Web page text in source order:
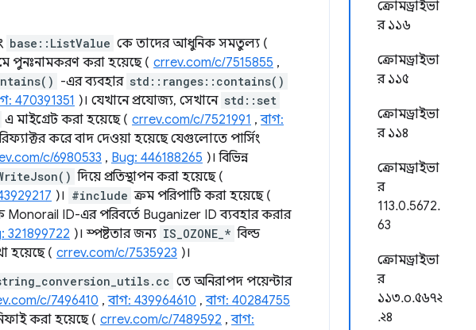
ক্রোমড্রাইভা
র ১১৬
ক্রোমড্রাইভা
র ১১৫
ক্রোমড্রাইভা
র ১১৪
ক্রোমড্রাইভা
র
113.0.5672.
63
ক্রোমড্রাইভা
র
১১৩.০.৫৬৭২
.২৪
base::ListValue কে তাদের আধুনিক সমতুল্য (
পুনঃনামকরণ করা হয়েছে ( crrev.com/c/7515855 ,
-এর ব্যবহার std::ranges::contains()
470391351 )। যেখানে প্রযোজ্য, সেখানে std::set
এ মাইগ্রেট করা হয়েছে ( crrev.com/c/7521991 ,বাগ:
করে বাদ দেওয়া হয়েছে যেগুলোতে পার্সিং
c/6980533 , Bug: 446188265 )। বিভিন্ন
দিয়ে প্রতিস্থাপন করা হয়েছে (
)। #include ক্রম পরিপাটি করা হয়েছে (
Monorail ID-এর পরিবর্তে Buganizer ID ব্যবহার করার
321899722 )। স্পষ্টতার জন্য IS_OZONE_* বিল্ড
হয়েছে ( crrev.com/c/7535923 )।
তে অনিরাপদ পয়েন্টার
c/7496410 ,বাগ: 439964610 ,বাগ: 40284755
করা হয়েছে ( crrev.com/c/7489592 ,বাগ: